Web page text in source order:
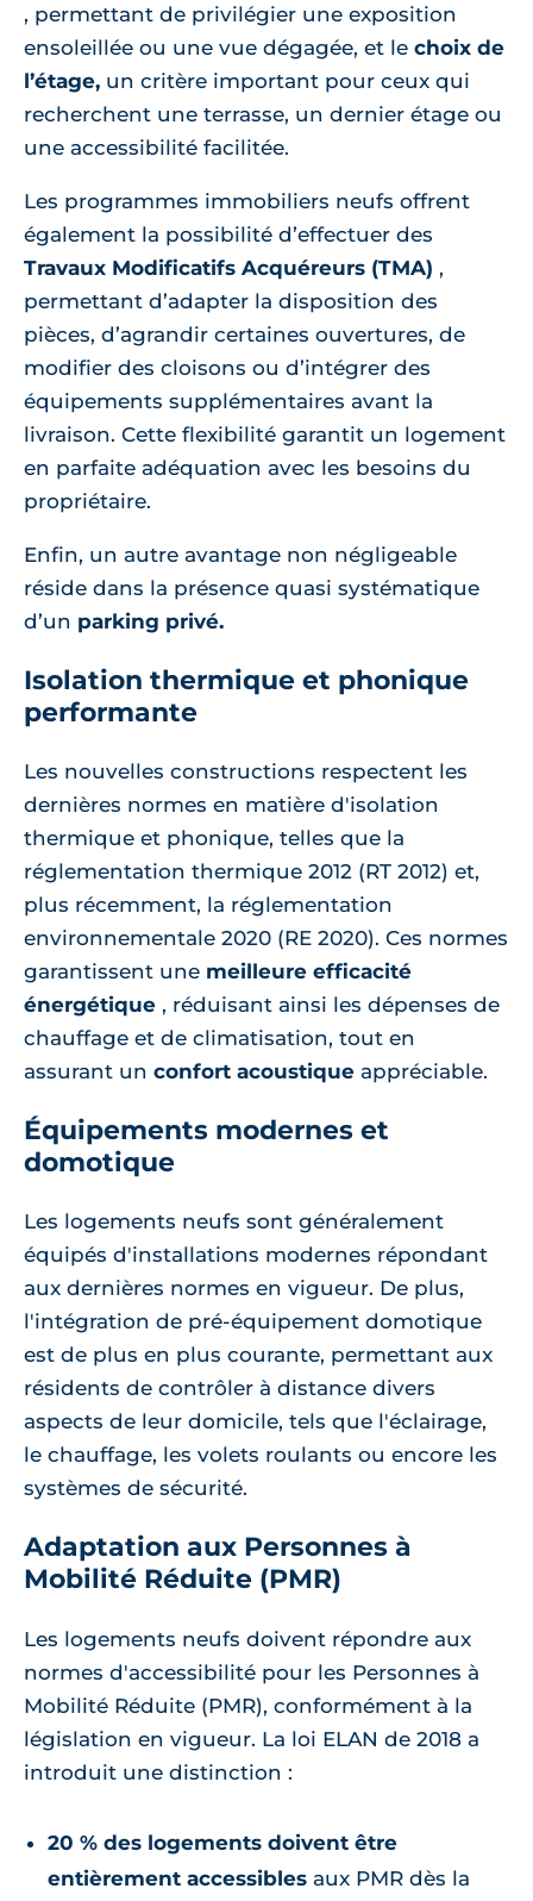
, permettant de privilégier une exposition
ensoleillée ou une vue dégagée, et le choix de
l’étage, un critère important pour ceux qui
recherchent une terrasse, un dernier étage ou
une accessibilité facilitée.
Les programmes immobiliers neufs offrent
également la possibilité d’effectuer des
Travaux Modificatifs Acquéreurs (TMA) ,
permettant d’adapter la disposition des
pièces, d’agrandir certaines ouvertures, de
modifier des cloisons ou d’intégrer des
équipements supplémentaires avant la
livraison. Cette flexibilité garantit un logement
en parfaite adéquation avec les besoins du
propriétaire.
Enfin, un autre avantage non négligeable
réside dans la présence quasi systématique
d’un parking privé.
Isolation thermique et phonique
performante
Les nouvelles constructions respectent les
dernières normes en matière d'isolation
thermique et phonique, telles que la
réglementation thermique 2012 (RT 2012) et,
plus récemment, la réglementation
environnementale 2020 (RE 2020). Ces normes
garantissent une meilleure efficacité
énergétique , réduisant ainsi les dépenses de
chauffage et de climatisation, tout en
assurant un confort acoustique appréciable.
Équipements modernes et
domotique
Les logements neufs sont généralement
équipés d'installations modernes répondant
aux dernières normes en vigueur. De plus,
l'intégration de pré-équipement domotique
est de plus en plus courante, permettant aux
résidents de contrôler à distance divers
aspects de leur domicile, tels que l'éclairage,
le chauffage, les volets roulants ou encore les
systèmes de sécurité.
Adaptation aux Personnes à
Mobilité Réduite (PMR)
Les logements neufs doivent répondre aux
normes d'accessibilité pour les Personnes à
Mobilité Réduite (PMR), conformément à la
législation en vigueur. La loi ELAN de 2018 a
introduit une distinction :
20 % des logements doivent être
entièrement accessibles aux PMR dès la